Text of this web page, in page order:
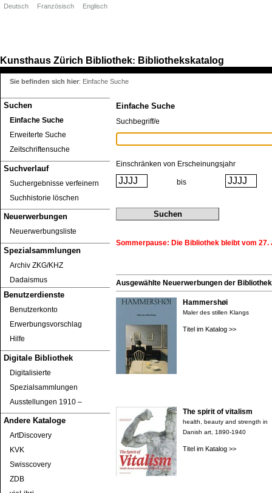
Kunsthaus Zürich Bibliothek: Bibliothekskatalog
Suchen
Einfache Suche
Erweiterte Suche
Zeitschriftensuche
Suchverlauf
Suchergebnisse verfeinern
Suchhistorie löschen
Neuerwerbungen
Neuerwerbungsliste
Spezialsammlungen
Archiv ZKG/KHZ
Dadaismus
Benutzerdienste
Benutzerkonto
Erwerbungsvorschlag
Hilfe
Digitale Bibliothek
Digitalisierte
Spezialsammlungen
Ausstellungen 1910 ‒
Andere Kataloge
ArtDiscovery
KVK
Swisscovery
ZDB
Deutsch Französisch Englisch
Sie befinden sich hier: Einfache Suche
Einfache Suche
Suchbegriff/e
Einschränken von Erscheinungsjahr
bis
Sommerpause: Die Bibliothek bleibt vom
Ausgewählte Neuerwerbungen der
Hammershøi
Maler des stillen Klangs
Titel im Katalog >>
The spirit of vitalism
health, beauty and strength in
Danish art, 1890-1940
Titel im Katalog >>